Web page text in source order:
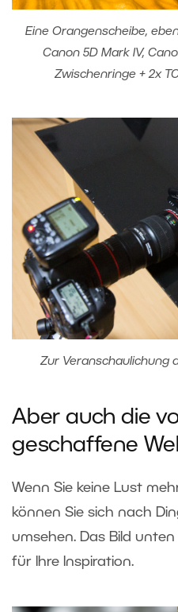
Eine Orangenscheibe,
Canon 5D Mark IV,
Zwischenringe + 2x
Zur Veranschaulichung
Aber auch die
geschaffene
Wenn Sie keine Lust
können Sie sich nach
umsehen. Das Bild
für Ihre Inspiration.